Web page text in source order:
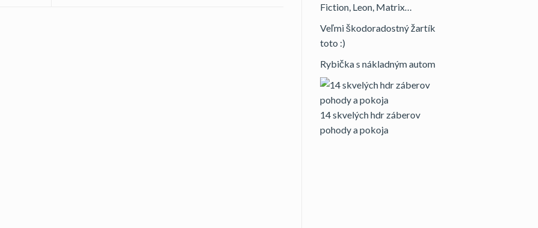
Fiction, Leon, Matrix…
Veľmi škodoradostný žartík
toto :)
Rybička s nákladným autom
14 skvelých hdr záberov
pohody a pokoja